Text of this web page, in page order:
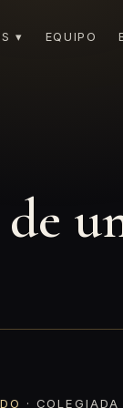
▾ EQUIPO
·